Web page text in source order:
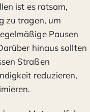
ist es ratsam,
zu tragen, um
Pausen
hinaus sollten
Straßen
reduzieren,